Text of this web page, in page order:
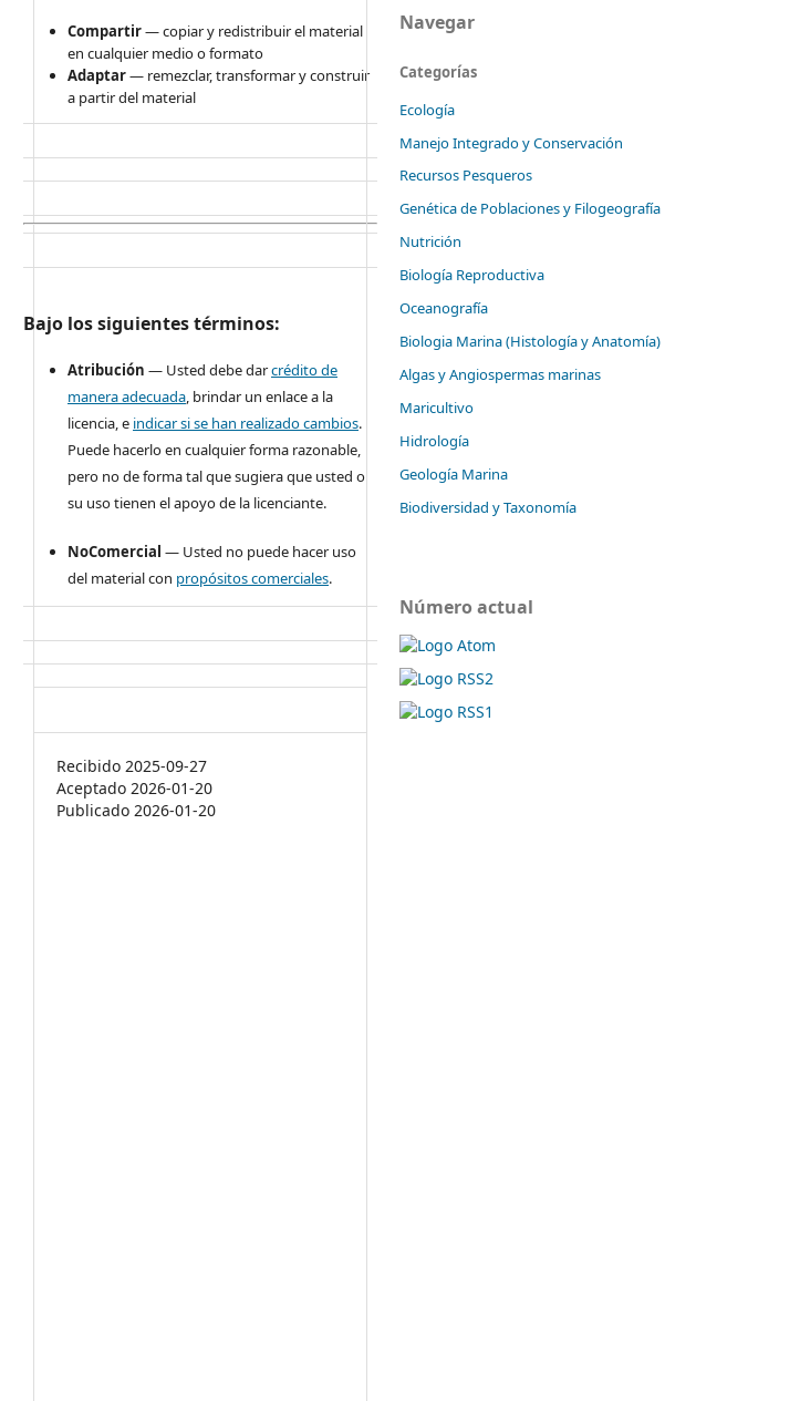
Compartir— copiar y redistribuir el material
en cualquier medio o formato
Adaptar— remezclar, transformar y construir
a partir del material
Bajo los siguientes términos:
Atribución — Usted debe darcrédito de
manera adecuada, brindar un enlace a la
licencia, e indicar si se han realizado cambios.
Puede hacerlo en cualquier forma razonable,
pero no de forma tal que sugiera que usted o
su uso tienen el apoyo de la licenciante.
NoComercial — Usted no puede hacer uso
del material con propósitos comerciales.
Recibido 2025-09-27
Aceptado 2026-01-20
Publicado 2026-01-20
Navegar
Categorías
Ecología
Manejo Integrado y Conservación
Recursos Pesqueros
Genética de Poblaciones y Filogeografía
Nutrición
Biología Reproductiva
Oceanografía
Biologia Marina (Histología y Anatomía)
Algas y Angiospermas marinas
Maricultivo
Hidrología
Geología Marina
Biodiversidad y Taxonomía
Número actual